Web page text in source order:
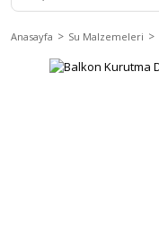
Anasayfa Su Malzemeleri